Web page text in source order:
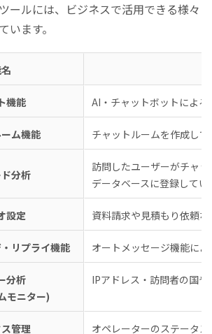
ールには、ビジネスで活用できる様々
います。
機能 AI・チャットボットによ
ム機能 チャットルームを作成し
分析
訪問したユーザーがチャ
データベースに登録して
設定 資料請求や見積もり依頼
リプライ機能 オートメッセージ機能に
分析
モニター)
IPアドレス・訪問者の国
管理 オペレーターのステータ